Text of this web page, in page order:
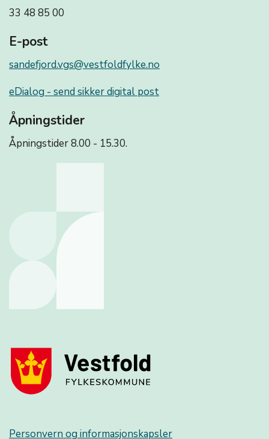
33 48 85 00
E-post
sandefjord.vgs@vestfoldfylke.no
eDialog - send sikker digital post
Åpningstider
Åpningstider 8.00 - 15.30.
Personvern og informasjonskapsler